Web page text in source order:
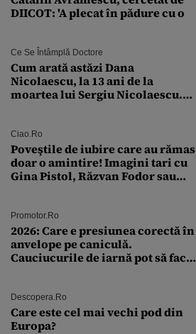
DIICOT: 'A plecat în pădure cu o
Ce Se Întâmplă Doctore
Cum arată astăzi Dana
Nicolaescu, la 13 ani de la
moartea lui Sergiu Nicolaescu.
Ciao.ro
Poveştile de iubire care au rămas
doar o amintire! Imagini tari cu
Gina Pistol, Răzvan Fodor sau
Promotor.ro
2026: Care e presiunea corectă în
anvelope pe caniculă.
Cauciucurile de iarnă pot să facă
Descopera.ro
Care este cel mai vechi pod din
Europa?